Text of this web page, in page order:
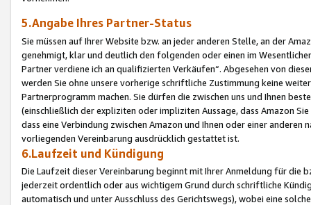
5.Angabe Ihres Partner-Status
Sie müssen auf Ihrer Website bzw. an jeder anderen Stelle, an der
genehmigt, klar und deutlich den folgenden oder einen im
Partner verdiene ich an qualifizierten Verkäufen“. Abgesehen von
werden Sie ohne unsere vorherige schriftliche Zustimmung keine
Partnerprogramm machen. Sie dürfen die zwischen uns und Ihnen
(einschließlich der expliziten oder impliziten Aussage, dass Amazon
dass eine Verbindung zwischen Amazon und Ihnen oder einer
vorliegenden Vereinbarung ausdrücklich gestattet ist.
6.Laufzeit und Kündigung
Die Laufzeit dieser Vereinbarung beginnt mit Ihrer Anmeldung für die
jederzeit ordentlich oder aus wichtigem Grund durch schriftliche
automatisch und unter Ausschluss des Gerichtswegs), wobei eine